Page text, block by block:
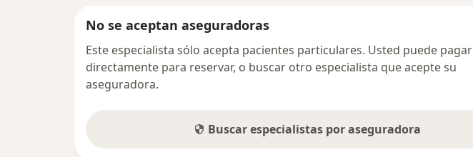
No se aceptan aseguradoras
Este especialista sólo acepta pacientes particulares. Usted puede pagar
directamente para reservar, o buscar otro especialista que acepte su
aseguradora.
Buscar especialistas por aseguradora